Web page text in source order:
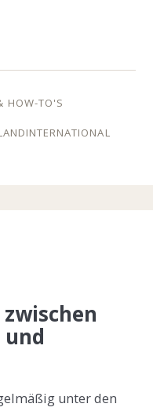
HOW-TO'S
INTERNATIONAL
unter den